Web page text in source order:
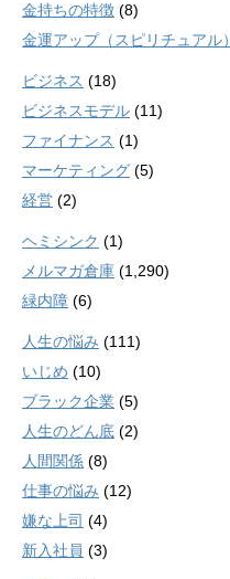
金持ちの特徴 (8)
金運アップ（スピリチュアル）
ビジネス (18)
ビジネスモデル (11)
ファイナンス (1)
マーケティング (5)
経営 (2)
ヘミシンク (1)
メルマガ倉庫 (1,290)
緑内障 (6)
人生の悩み (111)
いじめ (10)
ブラック企業 (5)
人生のどん底 (2)
人間関係 (8)
仕事の悩み (12)
嫌な上司 (4)
新入社員 (3)